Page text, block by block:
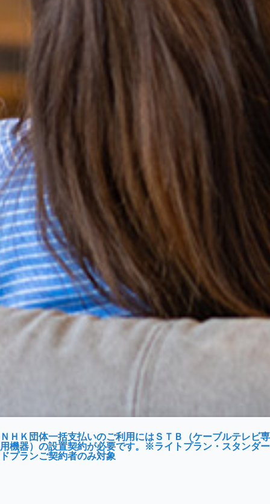
ＮＨＫ団体一括支払いのご利用にはＳＴＢ（ケーブルテレビ専
用機器）の設置契約が必要です。※ライトプラン・スタンダー
ドプランご契約者のみ対象